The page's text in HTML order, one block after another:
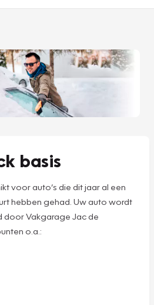
basis
voor auto’s die dit jaar al een
hebben gehad. Uw auto wordt
door Vakgarage Jac de
o.a.: